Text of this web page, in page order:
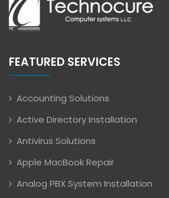
FEATURED SERVICES
Accounting Solutions
Active Directory Installation
Antivirus Solutions
Apple MacBook Repair
Analog PBX System Installation